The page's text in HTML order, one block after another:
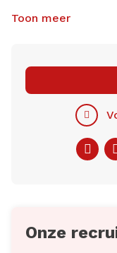
Toon meer
Onze